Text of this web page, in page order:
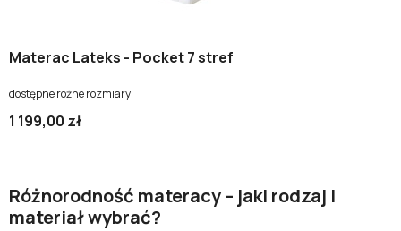
Materac Lateks - Pocket 7 stref
dostępne różne rozmiary
1 199,00 zł
Różnorodność materacy – jaki rodzaj i
materiał wybrać?